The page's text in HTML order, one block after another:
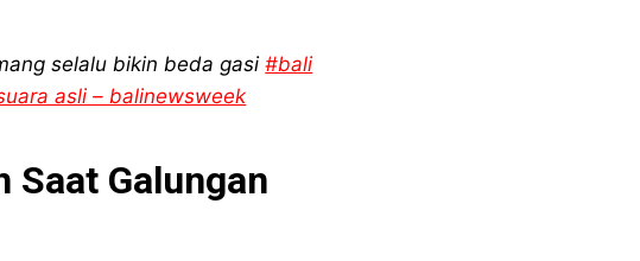
selalu bikin beda gasi#bali
asli – balinewsweek
Saat Galungan